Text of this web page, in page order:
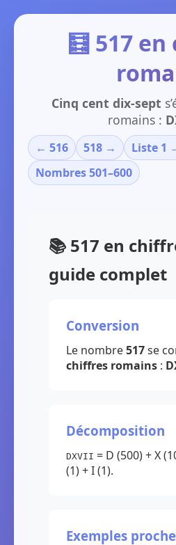
🧮 517
Cinq cent dix-sept
romains :
← 516 518 →
Liste 1
Nombres 501–600
📚 517 en
guide complet
Conversion
Le nombre517se
chiffres romains :
Décomposition
DXVII = D (500) + X
(1) + I (1).
Exemples